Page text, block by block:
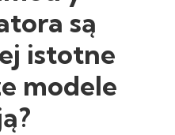
są
istotne
modele